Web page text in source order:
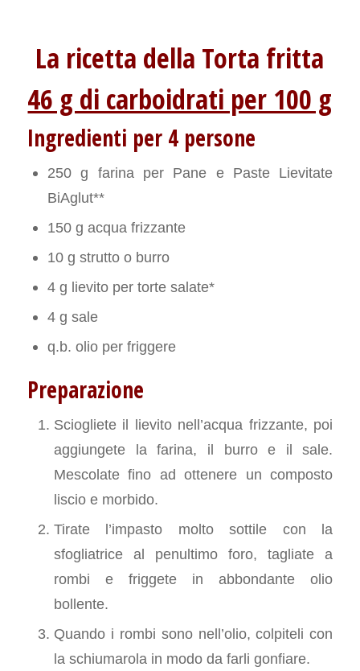
La ricetta della Torta fritta
46 g di carboidrati per 100 g
Ingredienti per 4 persone
250 g farina per Pane e Paste Lievitate
BiAglut**
150 g acqua frizzante
10 g strutto o burro
4 g lievito per torte salate*
4 g sale
q.b. olio per friggere
Preparazione
Sciogliete il lievito nell’acqua frizzante, poi
aggiungete la farina, il burro e il sale.
Mescolate fino ad ottenere un composto
liscio e morbido.
Tirate l’impasto molto sottile con la
sfogliatrice al penultimo foro, tagliate a
rombi e friggete in abbondante olio
bollente.
Quando i rombi sono nell’olio, colpiteli con
la schiumarola in modo da farli gonfiare.